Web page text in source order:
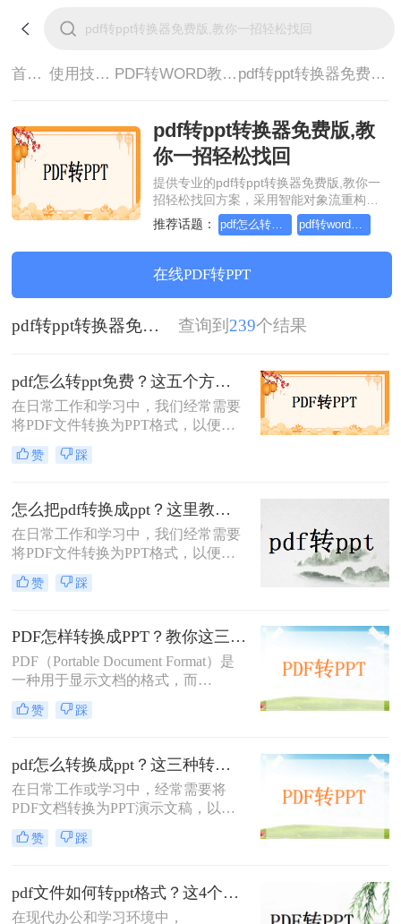
首页> 使用技巧> PDF转WORD教程> pdf转ppt转换器免费版,教你一招轻松找回
pdf转ppt转换器免费版,教
你一招轻松找回
提供专业的pdf转ppt转换器免费版,教你一
招轻松找回方案，采用智能对象流重构技
术，确保文档1:1高保真还原且排版不乱
码。支持一键批量处理，全链路 SSL 加密
保障隐私安全。助您快速实现pdf转ppt转换
器免费版,教你一招轻松找回，无需安装，
高效办公。
推荐话题： pdf怎么转word，这个方法简单又方便
在线PDF转PPT
pdf转ppt转换器免费版,教你一招轻松找回 查询到 239个结果
pdf怎么转ppt免费？这五个方法请收好！方便又好用！
在日常工作和学习中，我们经常需要
将PDF文件转换为PPT格式，以便进
行演示或编辑。那么pdf怎么转ppt免
费呢？虽然市面上有许多付费的转换
转PPT方法，帮助你轻松实现文件格
式的转换。
赞 踩
怎么把pdf转换成ppt？这里教你这四种方法！
在日常工作和学习中，我们经常需要
将PDF文件转换为PPT格式，以便更
好地进行演示和编辑。那么怎么把
PDF转换成PPT呢？以下将介绍三种
PDF到PPT的转换。
赞 踩
PDF怎样转换成PPT？教你这三种转换方法！
PDF（Portable Document Format）是
一种用于显示文档的格式，而
PPT（PowerPoint）是一种用于演示的
文件格式。PDF文件常用于保存文档
文件转换为PPT格式以便于制作演示
文稿。那么PDF怎样转换成PPT呢？
在本文中，我们将介绍三种方法，以
帮助您将PDF文件转换为PPT文件。
赞 踩
pdf怎么转换成ppt？这三种转换方法分享给你!！
在日常工作或学习中，经常需要将
PDF文档转换为PPT演示文稿，以便
于更好地展示和编辑内容。
PDF（Portable Document Format）因
用，但PPT（PowerPoint）则因其动态
演示功能而备受青睐。那么pdf怎么转
赞 踩
pdf文件如何转ppt格式？这4个方法请收好！方便又好用！
在现代办公和学习环境中，